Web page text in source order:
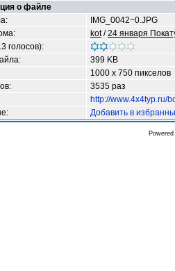
о файле
IMG_0042~0.JPG
kot/24 января
голосов):
399 KB
1000 x 750 пикселов
3535 раз
http://www.4x4typ.ru/
Добавить в